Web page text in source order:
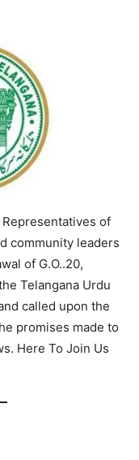
of
community leaders
of G.O..20,
Telangana Urdu
called upon the
promises made to
Here To Join Us